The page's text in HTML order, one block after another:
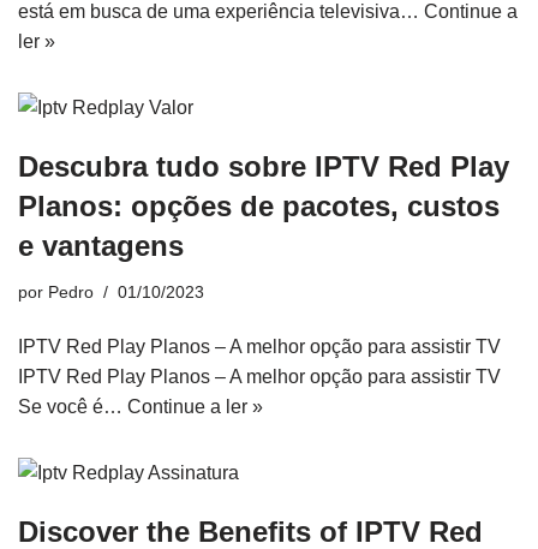
está em busca de uma experiência televisiva… Continue a
ler »
Descubra tudo sobre IPTV Red Play
Planos: opções de pacotes, custos
e vantagens
por Pedro 01/10/2023
IPTV Red Play Planos – A melhor opção para assistir TV
IPTV Red Play Planos – A melhor opção para assistir TV
Se você é… Continue a ler »
Discover the Benefits of IPTV Red